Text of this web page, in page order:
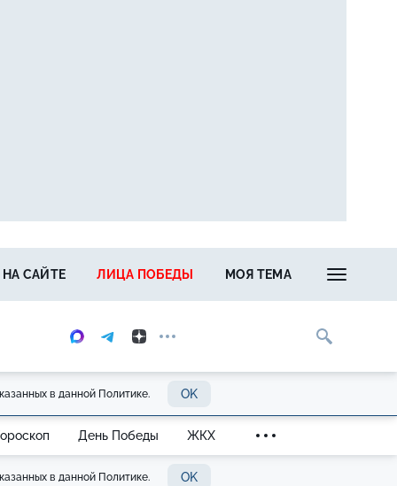
НА САЙТЕ ЛИЦА ПОБЕДЫ МОЯ ТЕМА
в данной Политике. OK
День Победы ЖКХ
в данной Политике. OK